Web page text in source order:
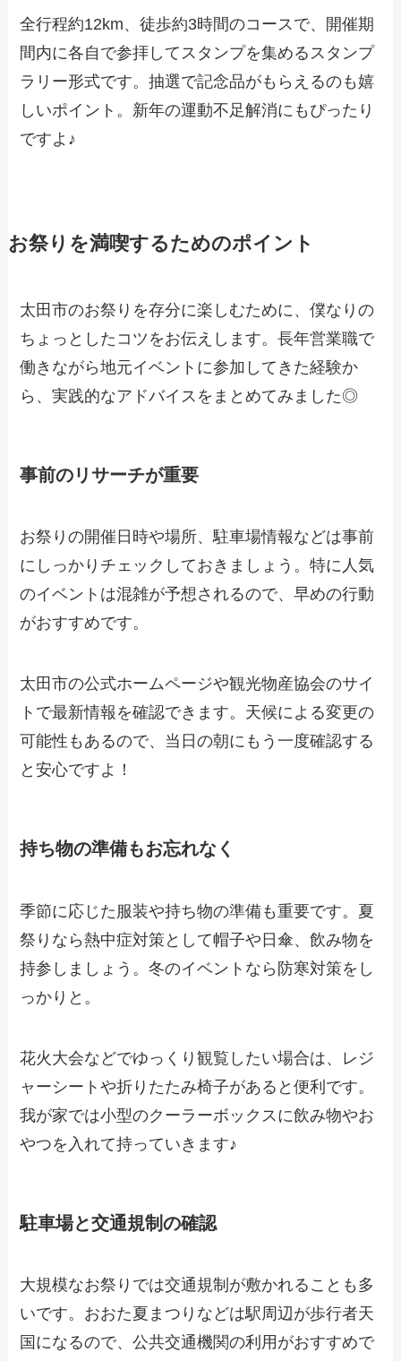
全行程約12km、徒歩約3時間のコースで、開催期
間内に各自で参拝してスタンプを集めるスタンプ
ラリー形式です。抽選で記念品がもらえるのも嬉
しいポイント。新年の運動不足解消にもぴったり
ですよ♪
お祭りを満喫するためのポイント
太田市のお祭りを存分に楽しむために、僕なりの
ちょっとしたコツをお伝えします。長年営業職で
働きながら地元イベントに参加してきた経験か
ら、実践的なアドバイスをまとめてみました◎
事前のリサーチが重要
お祭りの開催日時や場所、駐車場情報などは事前
にしっかりチェックしておきましょう。特に人気
のイベントは混雑が予想されるので、早めの行動
がおすすめです。
太田市の公式ホームページや観光物産協会のサイ
トで最新情報を確認できます。天候による変更の
可能性もあるので、当日の朝にもう一度確認する
と安心ですよ！
持ち物の準備もお忘れなく
季節に応じた服装や持ち物の準備も重要です。夏
祭りなら熱中症対策として帽子や日傘、飲み物を
持参しましょう。冬のイベントなら防寒対策をし
っかりと。
花火大会などでゆっくり観覧したい場合は、レジ
ャーシートや折りたたみ椅子があると便利です。
我が家では小型のクーラーボックスに飲み物やお
やつを入れて持っていきます♪
駐車場と交通規制の確認
大規模なお祭りでは交通規制が敷かれることも多
いです。おおた夏まつりなどは駅周辺が歩行者天
国になるので、公共交通機関の利用がおすすめで